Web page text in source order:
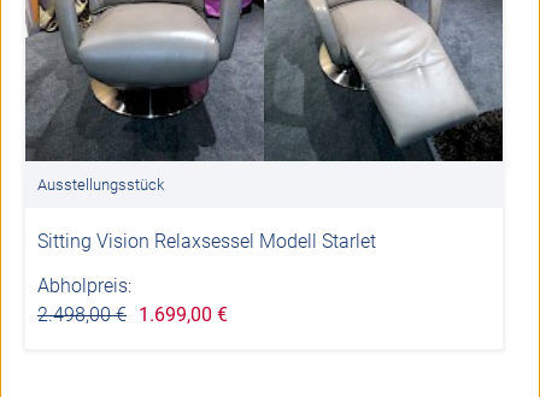
Ausstellungsstück
Sitting Vision Relaxsessel Modell Starlet
Abholpreis:
2.498,00 € 1.699,00 €